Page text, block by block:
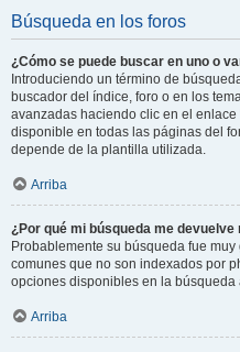
Búsqueda en los foros
¿Cómo se puede buscar en uno o
Introduciendo un término de
buscador del índice, foro o en los
avanzadas haciendo clic en el enlace
disponible en todas las páginas del
depende de la plantilla utilizada.
Arriba
¿Por qué mi búsqueda me devuelve
Probablemente su búsqueda fue
comunes que no son indexados por
opciones disponibles en la búsqueda
Arriba